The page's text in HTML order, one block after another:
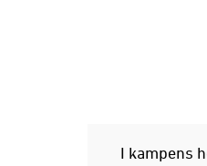
I kampens